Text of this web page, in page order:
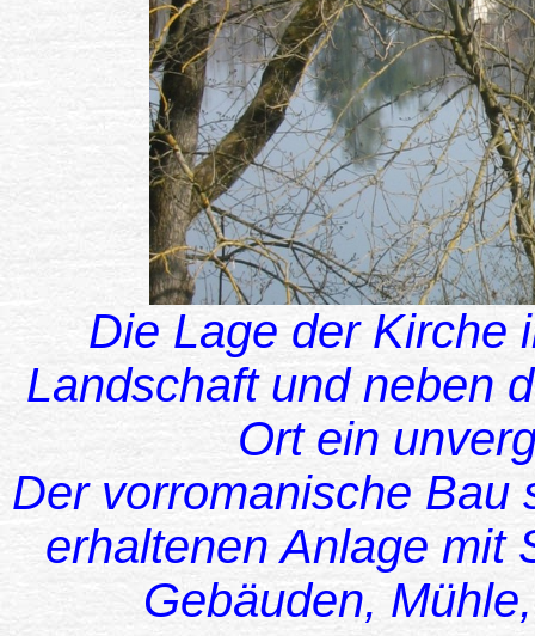
Die Lage der Kirche
Landschaft und neben
Ort ein
Der vorromanische Bau
erhaltenen Anlage mit
Gebäuden,